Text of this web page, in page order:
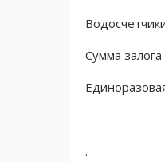
Сумма
.